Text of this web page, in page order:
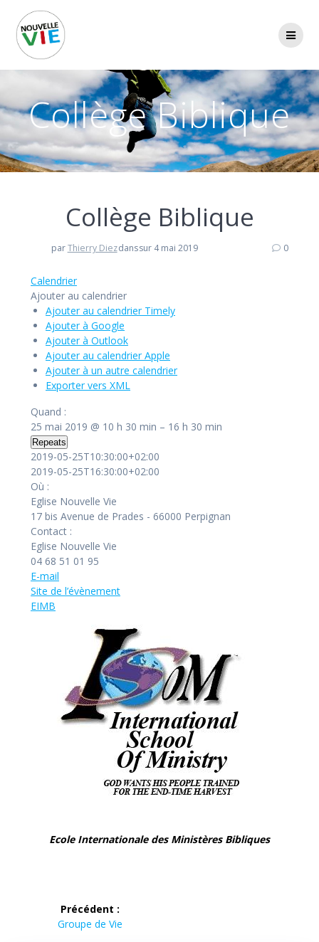
Collège Biblique
Collège Biblique
parThierry Diezdanssur 4 mai 2019 0
Calendrier
Ajouter au calendrier
Ajouter au calendrier Timely
Ajouter à Google
Ajouter à Outlook
Ajouter au calendrier Apple
Ajouter à un autre calendrier
Exporter vers XML
Quand :
25 mai 2019 @ 10 h 30 min – 16 h 30 min
Repeats
2019-05-25T10:30:00+02:00
2019-05-25T16:30:00+02:00
Où :
Eglise Nouvelle Vie
17 bis Avenue de Prades - 66000 Perpignan
Contact :
Eglise Nouvelle Vie
04 68 51 01 95
E-mail
Site de l’évènement
EIMB
Ecole Internationale des Ministères Bibliques
Précédent :
Groupe de Vie